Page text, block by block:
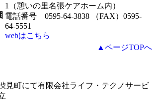
1（憩いの里名張ケアホーム内）
電話番号 0595-64-3838 （FAX）0595-
64-5551
webはこちら
▲ページTOPへ
見町にて有限会社ライフ・テクノサービ